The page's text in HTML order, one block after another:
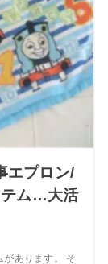
エプロン/
テム…大活
があります。 そ